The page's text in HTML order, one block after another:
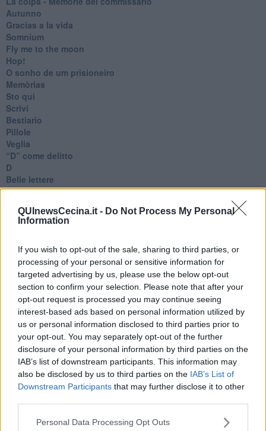
QUInewsCecina.it - Do Not Process My Personal
Information
If you wish to opt-out of the sale, sharing to third parties, or
processing of your personal or sensitive information for
targeted advertising by us, please use the below opt-out
section to confirm your selection. Please note that after your
opt-out request is processed you may continue seeing
interest-based ads based on personal information utilized by
us or personal information disclosed to third parties prior to
your opt-out. You may separately opt-out of the further
disclosure of your personal information by third parties on the
IAB’s list of downstream participants. This information may
also be disclosed by us to third parties on the IAB’s List of
Downstream Participants that may further disclose it to other
Personal Data Processing Opt Outs
Autunno
Gracias a la vida
Somnium
Fly me to the moon
Hop!
O sonho de um prisioneiro
Memòrias
Sto qui
Scrivi
Bestiario
Pillole
Veglia
​“D” come delitto
D
Belle lettere
25 Aprile
Silenzio
Le parole
Le stelle del jazz
Vita & morte
Auguri
Moro
Passanti
Continuando, la nonna e il carretto
Metaverso smart
Fiamme
Anzi
Confessioni autoreferenziali
Utopie
Estate
Il lago
Il diluvio
La classe
Pensieri incoerenti